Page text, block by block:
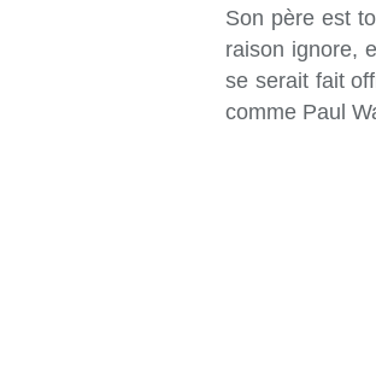
Son père est
raison ignore,
se serait fait
comme Paul